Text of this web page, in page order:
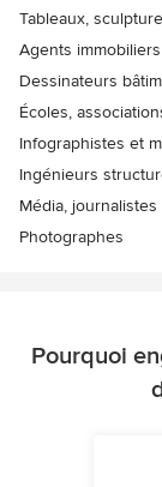
Tableaux,
Agents immobiliers
Dessinateurs
Écoles,
Infographistes et
Ingénieurs
Média,
Photographes
Pourquoi